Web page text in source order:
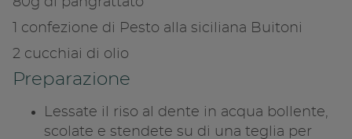
1 confezione di Pesto alla siciliana Buitoni
2 cucchiai di olio
Preparazione
Lessate il riso al dente in acqua bollente,
scolate e stendete su di una teglia per